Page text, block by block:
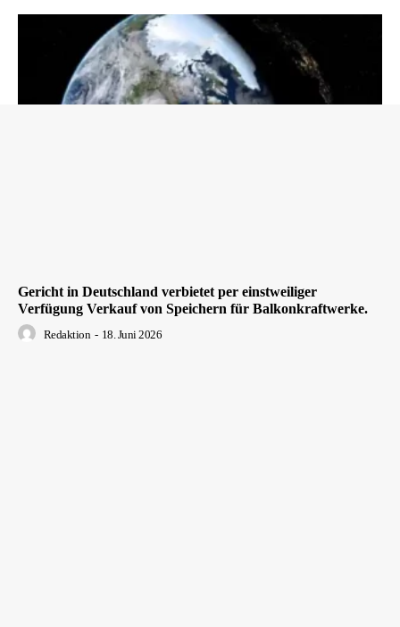
Gericht in Deutschland verbietet per einstweiliger
Verfügung Verkauf von Speichern für Balkonkraftwerke.
Redaktion - 18. Juni 2026